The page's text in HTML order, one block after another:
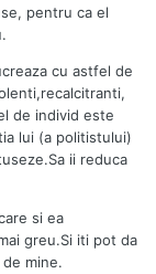
pentru ca el
cu astfel de
de individ este
lui (a politistului)
ii reduca
si ea
greu.Si iti pot da
mine.